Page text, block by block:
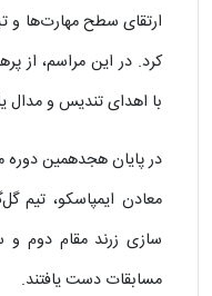
ارتقای سطح مهارت‌ها و
کرد. در این مراسم، از
با اهدای تندیس و مدال
در پایان هجدهمین دوره
معادن ایمپاسکو، تیم
سازی زرند مقام دوم
مسابقات دست یافتند.